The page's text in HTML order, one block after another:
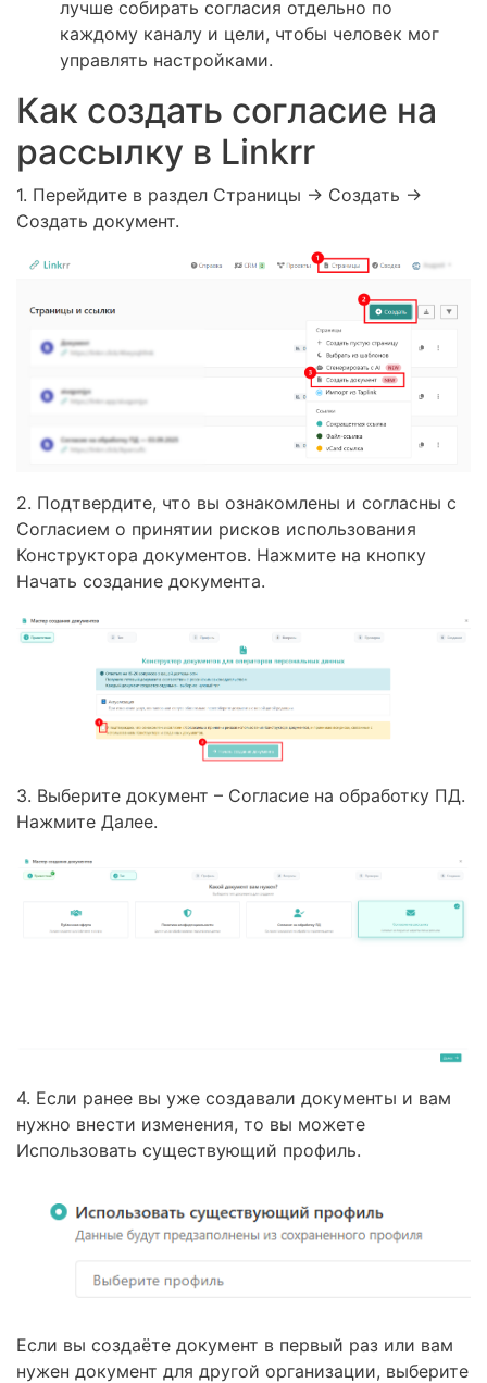
лучше собирать согласия отдельно по
каждому каналу и цели, чтобы человек мог
управлять настройками.
Как создать согласие на
рассылку в Linkrr
1. Перейдите в раздел Страницы → Создать →
Создать документ.
2. Подтвердите, что вы ознакомлены и согласны с
Согласием о принятии рисков использования
Конструктора документов. Нажмите на кнопку
Начать создание документа.
3. Выберите документ – Согласие на обработку ПД.
Нажмите Далее.
4. Если ранее вы уже создавали документы и вам
нужно внести изменения, то вы можете
Использовать существующий профиль.
Если вы создаёте документ в первый раз или вам
нужен документ для другой организации, выберите